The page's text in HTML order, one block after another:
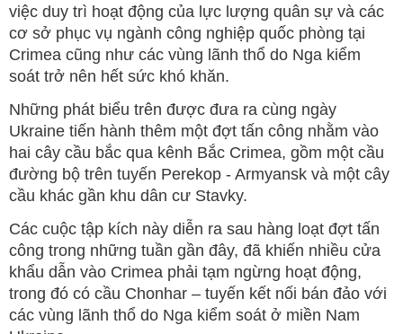
việc duy trì hoạt động của lực lượng quân sự và các
cơ sở phục vụ ngành công nghiệp quốc phòng tại
Crimea cũng như các vùng lãnh thổ do Nga kiểm
soát trở nên hết sức khó khăn.
Những phát biểu trên được đưa ra cùng ngày
Ukraine tiến hành thêm một đợt tấn công nhằm vào
hai cây cầu bắc qua kênh Bắc Crimea, gồm một cầu
đường bộ trên tuyến Perekop - Armyansk và một cây
cầu khác gần khu dân cư Stavky.
Các cuộc tập kích này diễn ra sau hàng loạt đợt tấn
công trong những tuần gần đây, đã khiến nhiều cửa
khẩu dẫn vào Crimea phải tạm ngừng hoạt động,
trong đó có cầu Chonhar – tuyến kết nối bán đảo với
các vùng lãnh thổ do Nga kiểm soát ở miền Nam